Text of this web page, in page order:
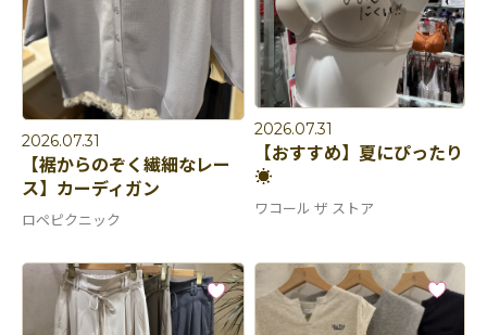
2026.07.31
【裾からのぞく繊細なレー
ス】カーディガン
ロペピクニック
2026.07.31
【おすすめ】夏にぴったり
☀️
ワコール ザ ストア